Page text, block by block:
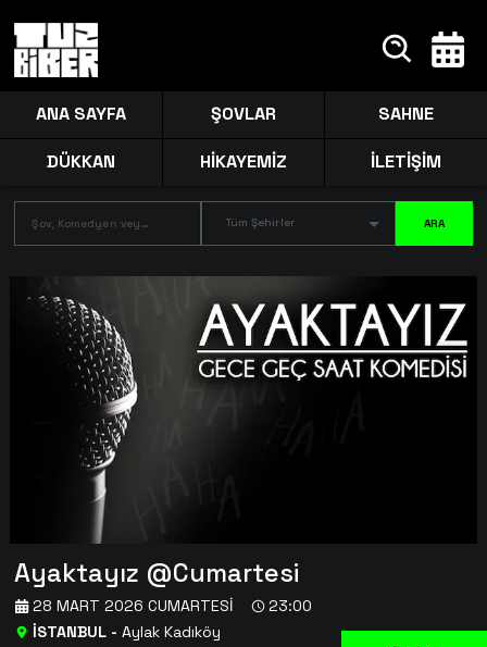
ANA SAYFA ŞOVLAR SAHNE
DÜKKAN HİKAYEMİZ İLETİŞİM
Tüm Şehirler ARA
Ayaktayız @Cumartesi
İSTANBUL- Aylak Kadıköy
28 MART 2026 CUMARTESI 23:00